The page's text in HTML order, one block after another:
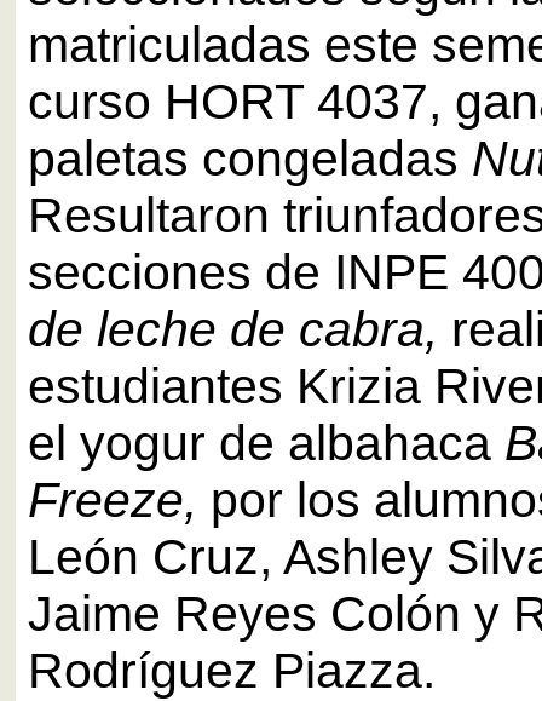
matriculadas este
curso HORT 4037,
paletas congeladas
Resultaron
secciones de INPE
de leche de cabra,
estudiantes Krizia
el yogur de albahaca
Freeze, por los
León Cruz, Ashley
Jaime Reyes Colón y
Rodríguez Piazza.